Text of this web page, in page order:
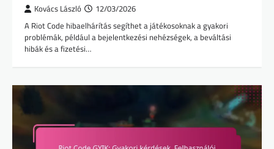
Kovács László 12/03/2026
A Riot Code hibaelhárítás segíthet a játékosoknak a gyakori
problémák, például a bejelentkezési nehézségek, a beváltási
hibák és a fizetési…